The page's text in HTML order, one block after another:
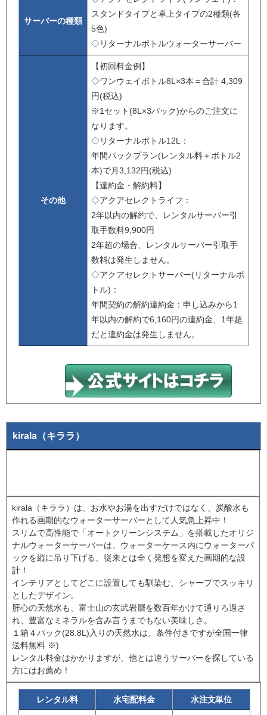
サーバーの種類
スタンドタイプと卓上タイプの2種類(各
5色)
◇リターナルボトルウォーターサーバー
その他
【初回料金例】
◇ワンウェイボトル8L×3本＝合計 4,309
円(税込)
※1セット(8L×3パック)からのご注文に
なります。
◇リターナルボトル12L：
年間パックプラン(レンタル料＋ボトル2
本)で月3,132円(税込)
【違約金・解約料】
◇アクアセレクトライフ：
2年以内の解約で、レンタルサーバー引
取手数料9,900円
2年超の場合、レンタルサーバー引取手
数料は発生しません。
◇アクアセレクトサーバー(リターナルボ
トル)：
年間契約の解約違約金：申し込みから1
年以内の解約で6,160円の違約金、1年超
だと違約金は発生しません。
kirala（キララ）
kirala（キララ）は、お水やお湯を出すだけではなく、炭酸水も
作れる画期的なウォーターサーバーとして人気急上昇中！
スリムで高性能で「オートクリーンシステム」を搭載したオリジ
ナルウォーターサーバーは、ウォーターケース内にウォーターパ
ックを縦に吊り下げる、従来とは全く発想を変えた画期的な設
計！
インテリアとしてどこに設置しても馴染む、シャープでスッキリ
としたデザイン。
肝心の天然水も、富士山の玄武岩層を数百年かけて通りろ過さ
れ、豊富なミネラルを含み言うまでもない美味しさ。
１箱４パック(28.8L)入りの天然水は、条件付きですが全国一律
送料無料 ※)
レンタル料金はかかりますが、他とは違うサーバーを探している
方にはお薦め！
レンタル料 水宅配料金 水注文単位